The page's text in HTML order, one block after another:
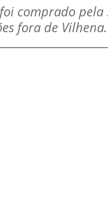
comprado pela
fora de Vilhena.